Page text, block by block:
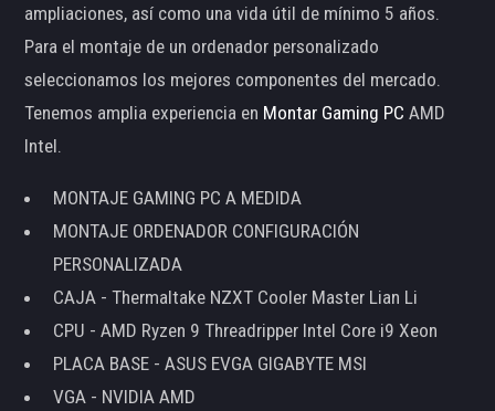
ampliaciones, así como una vida útil de mínimo 5 años.
Para el montaje de un ordenador personalizado
seleccionamos los mejores componentes del mercado.
Tenemos amplia experiencia en Montar Gaming PC AMD
Intel.
MONTAJE GAMING PC A MEDIDA
MONTAJE ORDENADOR CONFIGURACIÓN
PERSONALIZADA
CAJA - Thermaltake NZXT Cooler Master Lian Li
CPU - AMD Ryzen 9 Threadripper Intel Core i9 Xeon
PLACA BASE - ASUS EVGA GIGABYTE MSI
VGA - NVIDIA AMD